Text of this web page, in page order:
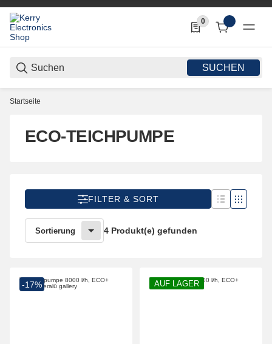
SUCHEN
0
0 Produkte in der
Startseite
ECO-TEICHPUMPE
FILTER & SORT
Sortierung 4 Produkt(e) gefunden
-17% AUF LAGER